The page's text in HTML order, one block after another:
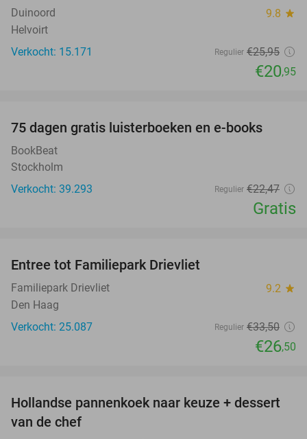
Duinoord 9.8 star
Helvoirt
Verkocht: 15.171
Regulier €25,95
€20,95
75 dagen gratis luisterboeken en e-books
BookBeat
Stockholm
Verkocht: 39.293
Regulier €22,47
Gratis
Entree tot Familiepark Drievliet
Familiepark Drievliet 9.2 star
Den Haag
Verkocht: 25.087
Regulier €33,50
€26,50
34%
Hollandse pannenkoek naar keuze + dessert
van de chef